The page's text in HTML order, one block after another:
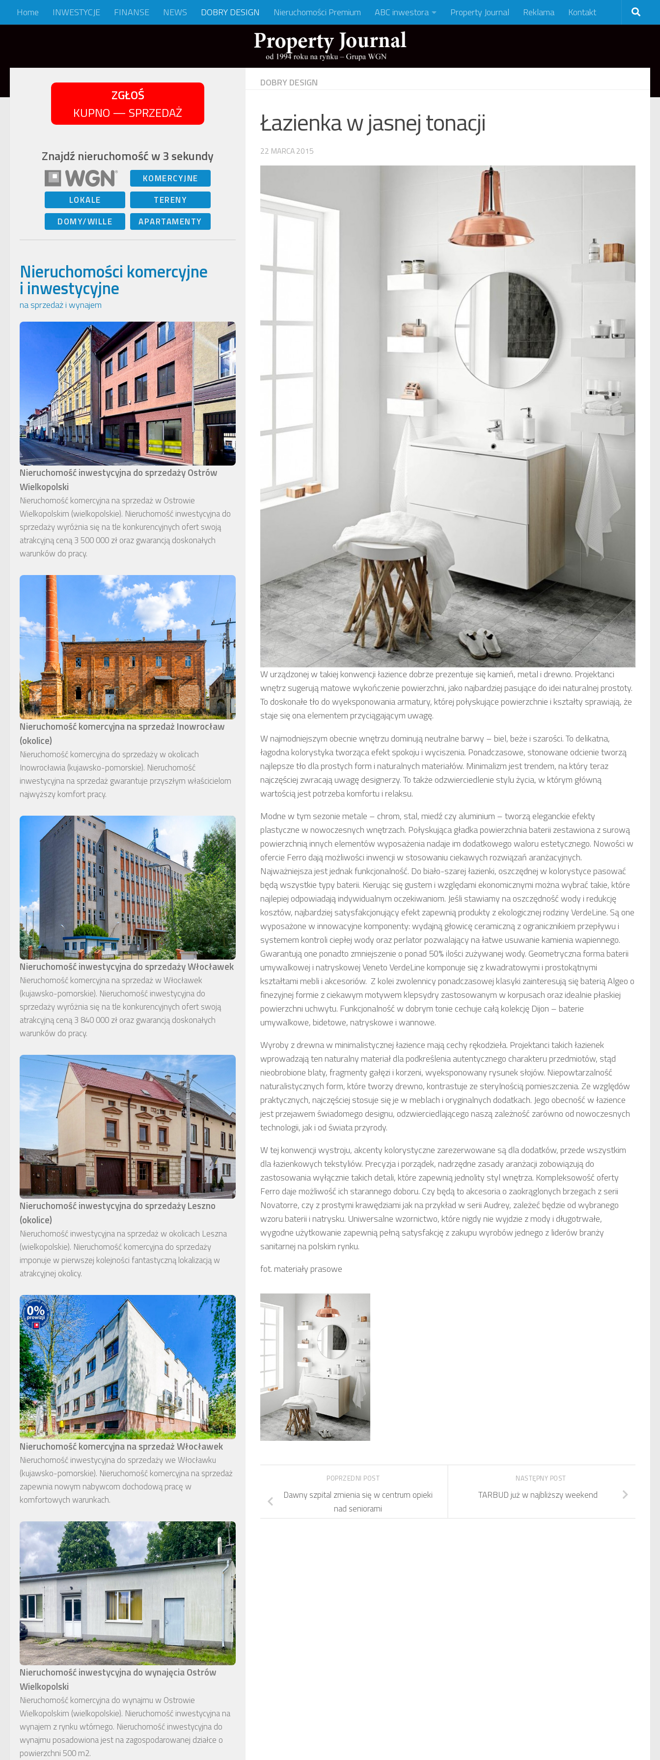
Skip to content
Home INWESTYCJE FINANSE NEWS DOBRY DESIGN Nieruchomości Premium ABC inwestora Property Journal Reklama Kontakt
DOBRY DESIGN
Łazienka w jasnej tonacji
22 MARCA 2015
W urządzonej w takiej konwencji łazience dobrze prezentuje się kamień, metal i drewno. Projektanci
wnętrz sugerują matowe wykończenie powierzchni, jako najbardziej pasujące do idei naturalnej prostoty.
To doskonałe tło do wyeksponowania armatury, której połyskujące powierzchnie i kształty sprawiają, że
staje się ona elementem przyciągającym uwagę.
W najmodniejszym obecnie wnętrzu dominują neutralne barwy – biel, beże i szarości. To delikatna,
łagodna kolorystyka tworząca efekt spokoju i wyciszenia. Ponadczasowe, stonowane odcienie tworzą
najlepsze tło dla prostych form i naturalnych materiałów. Minimalizm jest trendem, na który teraz
najczęściej zwracają uwagę designerzy. To także odzwierciedlenie stylu życia, w którym główną
wartością jest potrzeba komfortu i relaksu.
Modne w tym sezonie metale – chrom, stal, miedź czy aluminium – tworzą eleganckie efekty
plastyczne w nowoczesnych wnętrzach. Połyskująca gładka powierzchnia baterii zestawiona z surową
powierzchnią innych elementów wyposażenia nadaje im dodatkowego waloru estetycznego. Nowości w
ofercie Ferro dają możliwości inwencji w stosowaniu ciekawych rozwiązań aranżacyjnych.
Najważniejsza jest jednak funkcjonalność. Do biało-szarej łazienki, oszczędnej w kolorystyce pasować
będą wszystkie typy baterii. Kierując się gustem i względami ekonomicznymi można wybrać takie, które
najlepiej odpowiadają indywidualnym oczekiwaniom. Jeśli stawiamy na oszczędność wody i redukcję
kosztów, najbardziej satysfakcjonujący efekt zapewnią produkty z ekologicznej rodziny VerdeLine. Są one
wyposażone w innowacyjne komponenty: wydajną głowicę ceramiczną z ogranicznikiem przepływu i
systemem kontroli ciepłej wody oraz perlator pozwalający na łatwe usuwanie kamienia wapiennego.
Gwarantują one ponadto zmniejszenie o ponad 50% ilości zużywanej wody. Geometryczna forma baterii
umywalkowej i natryskowej Veneto VerdeLine komponuje się z kwadratowymi i prostokątnymi
kształtami mebli i akcesoriów. Z kolei zwolennicy ponadczasowej klasyki zainteresują się baterią Algeo o
finezyjnej formie z ciekawym motywem klepsydry zastosowanym w korpusach oraz idealnie płaskiej
powierzchni uchwytu. Funkcjonalność w dobrym tonie cechuje całą kolekcję Dijon – baterie
umywalkowe, bidetowe, natryskowe i wannowe.
Wyroby z drewna w minimalistycznej łazience mają cechy rękodzieła. Projektanci takich łazienek
wprowadzają ten naturalny materiał dla podkreślenia autentycznego charakteru przedmiotów, stąd
nieobrobione blaty, fragmenty gałęzi i korzeni, wyeksponowany rysunek słojów. Niepowtarzalność
naturalistycznych form, które tworzy drewno, kontrastuje ze sterylnością pomieszczenia. Ze względów
praktycznych, najczęściej stosuje się je w meblach i oryginalnych dodatkach. Jego obecność w łazience
jest przejawem świadomego designu, odzwierciedlającego naszą zależność zarówno od nowoczesnych
technologii, jak i od świata przyrody.
W tej konwencji wystroju, akcenty kolorystyczne zarezerwowane są dla dodatków, przede wszystkim
dla łazienkowych tekstyliów. Precyzja i porządek, nadrzędne zasady aranżacji zobowiązują do
zastosowania wyłącznie takich detali, które zapewnią jednolity styl wnętrza. Kompleksowość oferty
Ferro daje możliwość ich starannego doboru. Czy będą to akcesoria o zaokrąglonych brzegach z serii
Novatorre, czy z prostymi krawędziami jak na przykład w serii Audrey, zależeć będzie od wybranego
wzoru baterii i natrysku. Uniwersalne wzornictwo, które nigdy nie wyjdzie z mody i długotrwałe,
wygodne użytkowanie zapewnią pełną satysfakcję z zakupu wyrobów jednego z liderów branży
sanitarnej na polskim rynku.
fot. materiały prasowe
NASTĘPNY POST
TARBUD już w najbliższy weekend
POPRZEDNI POST
Dawny szpital zmienia się w centrum opieki
nad seniorami
ZGŁOŚ
KUPNO — SPRZEDAŻ
Znajdź nieruchomość w 3 sekundy
KOMERCYJNE
LOKALE
TERENY
DOMY/WILLE
APARTAMENTY
Nieruchomości komercyjne
i inwestycyjne
na sprzedaż i wynajem
Nieruchomość inwestycyjna do sprzedaży Ostrów
Wielkopolski
Nieruchomość komercyjna na sprzedaż w Ostrowie
Wielkopolskim (wielkopolskie). Nieruchomość inwestycyjna do
sprzedaży wyróżnia się na tle konkurencyjnych ofert swoją
atrakcyjną ceną 3 500 000 zł oraz gwarancją doskonałych
warunków do pracy.
Nieruchomość komercyjna na sprzedaż Inowrocław
(okolice)
Nieruchomość komercyjna do sprzedaży w okolicach
Inowrocławia (kujawsko-pomorskie). Nieruchomość
inwestycyjna na sprzedaż gwarantuje przyszłym właścicielom
najwyższy komfort pracy.
Nieruchomość inwestycyjna do sprzedaży Włocławek
Nieruchomość komercyjna na sprzedaż w Włocławek
(kujawsko-pomorskie). Nieruchomość inwestycyjna do
sprzedaży wyróżnia się na tle konkurencyjnych ofert swoją
atrakcyjną ceną 3 840 000 zł oraz gwarancją doskonałych
warunków do pracy.
Nieruchomość inwestycyjna do sprzedaży Leszno
(okolice)
Nieruchomość inwestycyjna na sprzedaż w okolicach Leszna
(wielkopolskie). Nieruchomość komercyjna do sprzedaży
imponuje w pierwszej kolejności fantastyczną lokalizacją w
atrakcyjnej okolicy.
Nieruchomość komercyjna na sprzedaż Włocławek
Nieruchomość inwestycyjna do sprzedaży we Włocławku
(kujawsko-pomorskie). Nieruchomość komercyjna na sprzedaż
zapewnia nowym nabywcom dochodową pracę w
komfortowych warunkach.
Nieruchomość inwestycyjna do wynajęcia Ostrów
Wielkopolski
Nieruchomość komercyjna do wynajmu w Ostrowie
Wielkopolskim (wielkopolskie). Nieruchomość inwestycyjna na
wynajem z rynku wtórnego. Nieruchomość inwestycyjna do
wynajmu posadowiona jest na zagospodarowanej działce o
powierzchni 500 m2.